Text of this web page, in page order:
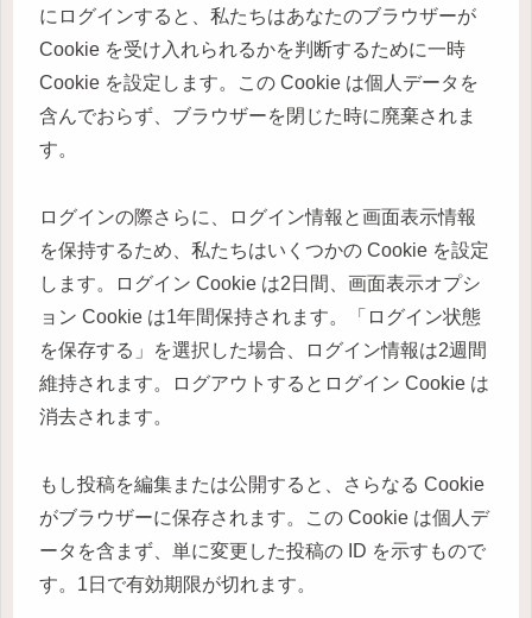
にログインすると、私たちはあなたのブラウザーが
Cookie を受け入れられるかを判断するために一時
Cookie を設定します。この Cookie は個人データを
含んでおらず、ブラウザーを閉じた時に廃棄されま
す。
ログインの際さらに、ログイン情報と画面表示情報
を保持するため、私たちはいくつかの Cookie を設定
します。ログイン Cookie は2日間、画面表示オプシ
ョン Cookie は1年間保持されます。「ログイン状態
を保存する」を選択した場合、ログイン情報は2週間
維持されます。ログアウトするとログイン Cookie は
消去されます。
もし投稿を編集または公開すると、さらなる Cookie
がブラウザーに保存されます。この Cookie は個人デ
ータを含まず、単に変更した投稿の ID を示すもので
す。1日で有効期限が切れます。